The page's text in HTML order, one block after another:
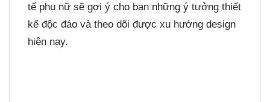
tế phụ nữ sẽ gợi ý cho bạn những ý tưởng thiết
kế độc đáo và theo dõi được xu hướng design
hiện nay.